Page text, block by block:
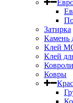
Затирка
Камень
Клей
Клей
Ковры